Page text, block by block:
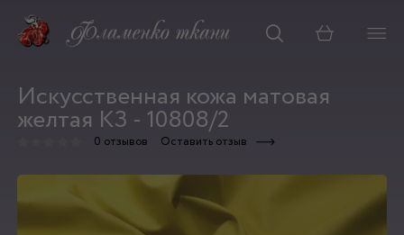
Корзина
Искусственная кожа матовая
желтая КЗ - 10808/2
0 отзывов Оставить отзыв